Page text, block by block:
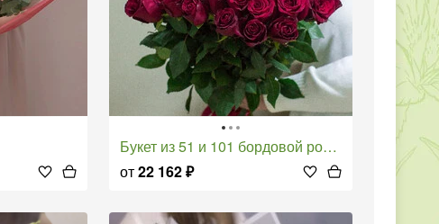
Букет из 51 и 101 бордовой розы (80-90 см)
от22 162₽